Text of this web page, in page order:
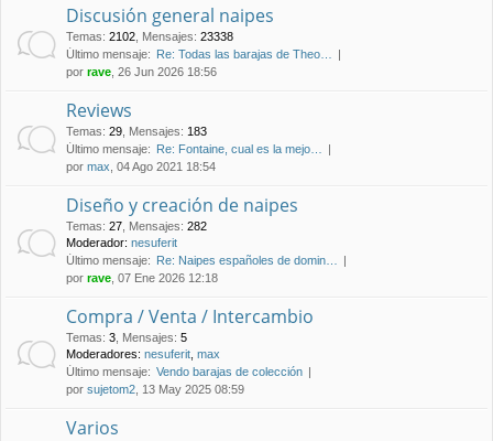
Discusión general naipes
Temas: 2102 Mensajes: 23338
Último mensaje: Re: Todas las barajas de Theo…
por rave , 26 Jun 2026 18:56
Reviews
Temas: 29 Mensajes: 183
Último mensaje: Re: Fontaine, cual es la mejo…
por max , 04 Ago 2021 18:54
Diseño y creación de naipes
Temas: 27 Mensajes: 282
Moderador: nesuferit
Último mensaje: Re: Naipes españoles de domin…
por rave , 07 Ene 2026 12:18
Compra / Venta / Intercambio
Temas: 3 Mensajes: 5
Moderadores: nesuferit max
Último mensaje: Vendo barajas de colección
por sujetom2 , 13 May 2025 08:59
Varios